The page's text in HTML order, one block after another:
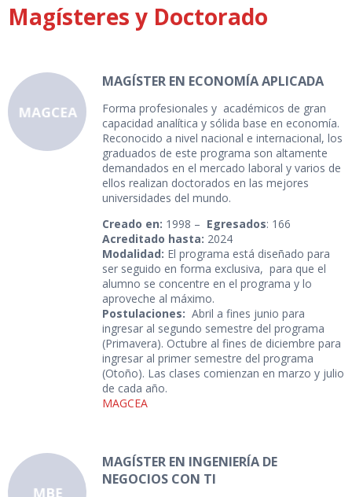
Magísteres y Doctorado
MAGÍSTER EN ECONOMÍA APLICADA
Forma profesionales y académicos de gran
capacidad analítica y sólida base en economía.
Reconocido a nivel nacional e internacional, los
graduados de este programa son altamente
demandados en el mercado laboral y varios de
ellos realizan doctorados en las mejores
universidades del mundo.
Creado en: 1998 – Egresados: 166
Acreditado hasta: 2024
Modalidad: El programa está diseñado para
ser seguido en forma exclusiva, para que el
alumno se concentre en el programa y lo
aproveche al máximo.
Postulaciones: Abril a fines junio para
ingresar al segundo semestre del programa
(Primavera). Octubre al fines de diciembre para
ingresar al primer semestre del programa
(Otoño). Las clases comienzan en marzo y julio
de cada año.
MAGCEA
MAGÍSTER EN INGENIERÍA DE
NEGOCIOS CON TI